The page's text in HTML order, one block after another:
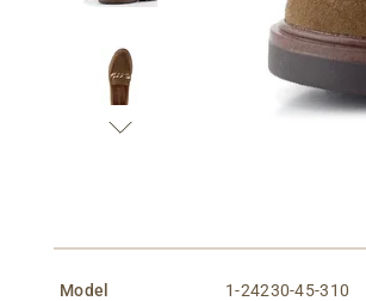
Model 1-24230-45-310